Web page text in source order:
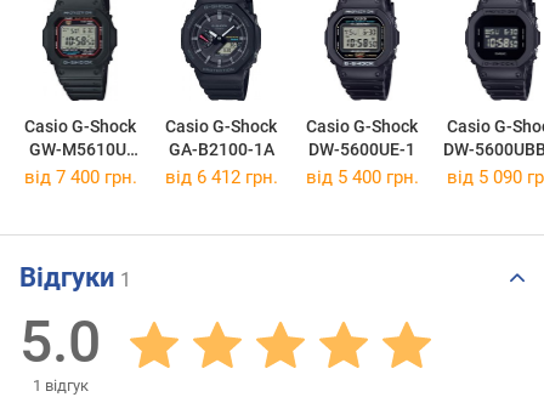
Casio G-Shock
GW-M5610U-
1E
Casio G-Shock
GA-B2100-1A
Casio G-Shock
DW-5600UE-1
Casio G-
DW-
від 7 400 грн. від 6 412 грн. від 5 400 грн. від 5 090
Відгуки 1
5.0
1 відгук